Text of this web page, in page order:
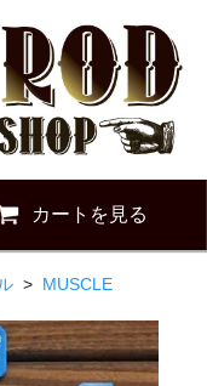
カートを見る
> MUSCLE